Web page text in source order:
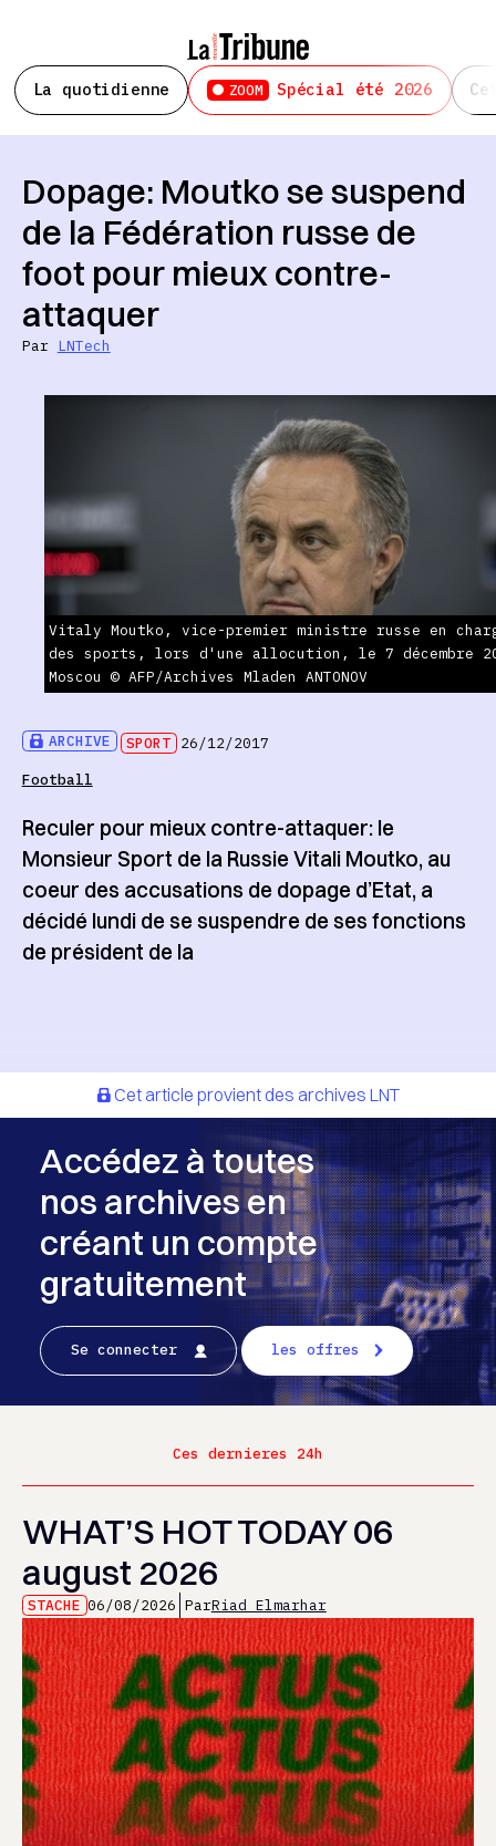
La quotidienne ZOOM Spécial été 2026
ARCHIVE SPORT 26/12/2017
Football
Dopage: Moutko se suspend
de la Fédération russe de
foot pour mieux contre-
attaquer
Par LNTech
Vitaly Moutko, vice-premier ministre russe en
des sports, lors d'une allocution, le 7 décembre
Moscou © AFP/Archives Mladen ANTONOV
Reculer pour mieux contre-attaquer: le
Monsieur Sport de la Russie Vitali Moutko, au
coeur des accusations de dopage d’Etat, a
décidé lundi de se suspendre de ses fonctions
de président de la
Cet article provient des archives LNT
Accédez à toutes
nos archives en
créant un compte
gratuitement
Se connecter les offres
Ces dernieres 24h
WHAT’S HOT TODAY 06
august 2026
STACHE 06/08/2026 ParRiad Elmarhar